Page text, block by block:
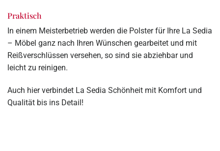
Praktisch
In einem Meisterbetrieb werden die Polster für Ihre La Sedia
– Möbel ganz nach Ihren Wünschen gearbeitet und mit
Reißverschlüssen versehen, so sind sie abziehbar und
leicht zu reinigen.
Auch hier verbindet La Sedia Schönheit mit Komfort und
Qualität bis ins Detail!